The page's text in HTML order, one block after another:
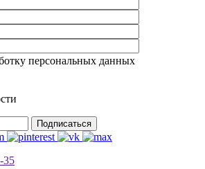
персональных данных
35